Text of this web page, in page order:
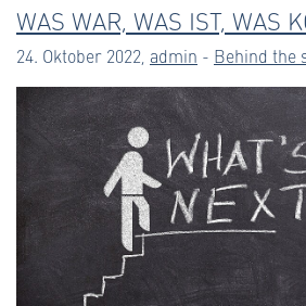
WAS WAR, WAS IST, WAS
24. Oktober 2022, admin - Behind the